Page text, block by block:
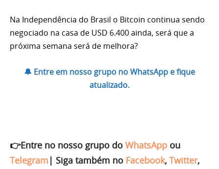
Na Independência do Brasil o Bitcoin continua sendo
negociado na casa de USD 6.400 ainda, será que a
próxima semana será de melhora?
🔔 Entre em nosso grupo no WhatsApp e fique
atualizado.
👉Entre no nosso grupo do WhatsApp ou
Telegram | Siga também no Facebook, Twitter,